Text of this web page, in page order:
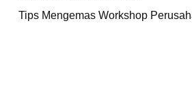
Tips Mengemas Workshop